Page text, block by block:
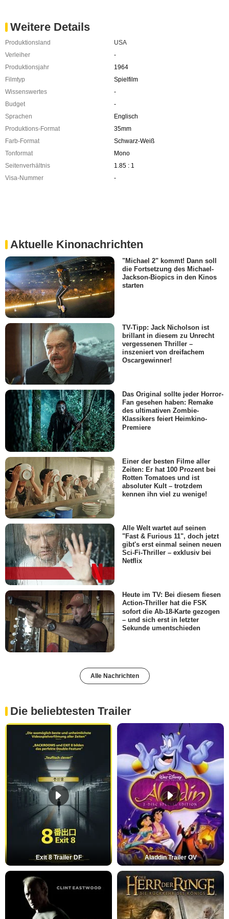
Weitere Details
Produktionsland
USA
Verleiher
-
Produktionsjahr
1964
Filmtyp
Spielfilm
Wissenswertes
-
Budget
-
Sprachen
Englisch
Produktions-Format
35mm
Farb-Format
Schwarz-Weiß
Tonformat
Mono
Seitenverhältnis
1.85 : 1
Visa-Nummer
-
Aktuelle Kinonachrichten
"Michael 2" kommt! Dann soll
die Fortsetzung des Michael-
Jackson-Biopics in den Kinos
starten
TV-Tipp: Jack Nicholson ist
brillant in diesem zu Unrecht
vergessenen Thriller –
inszeniert von dreifachem
Oscargewinner!
Das Original sollte jeder Horror-
Fan gesehen haben: Remake
des ultimativen Zombie-
Klassikers feiert Heimkino-
Premiere
Einer der besten Filme aller
Zeiten: Er hat 100 Prozent bei
Rotten Tomatoes und ist
absoluter Kult – trotzdem
kennen ihn viel zu wenige!
Alle Welt wartet auf seinen
"Fast & Furious 11", doch jetzt
gibt's erst einmal seinen neuen
Sci-Fi-Thriller – exklusiv bei
Netflix
Heute im TV: Bei diesem fiesen
Action-Thriller hat die FSK
sofort die Ab-18-Karte gezogen
– und sich erst in letzter
Sekunde umentschieden
Alle Nachrichten
Die beliebtesten Trailer
Exit 8 Trailer DF Aladdin Trailer OV